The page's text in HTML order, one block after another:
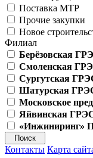
Поставка МТР
Прочие закупки
Новое
Филиал
Берёзовская
Смоленская
Сургутская
Шатурская
Московское
Яйвинская
«Инжиниринг»
Контакты Карта